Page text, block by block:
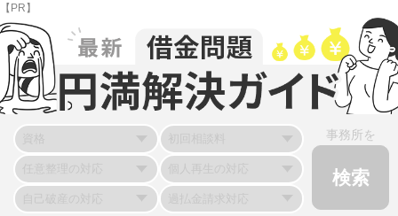
【PR】
事務所を